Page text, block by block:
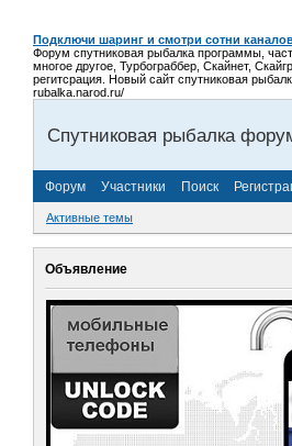
Подключи шаринг и смотри сотни
Форум спутниковая рыбалка программы,
многое другое, Турбограббер, Скайнет,
регитсрация. Новый сайт спутниковая
rubalka.narod.ru/
Спутниковая рыбалка
Форум Участники Поиск
Активные темы
Объявление